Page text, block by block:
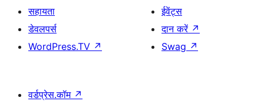
सहायता
डेवलपर्स
WordPress.TV ↗
ईवेंट्स
दान करें ↗
Swag ↗
वर्डप्रेस.कॉम ↗